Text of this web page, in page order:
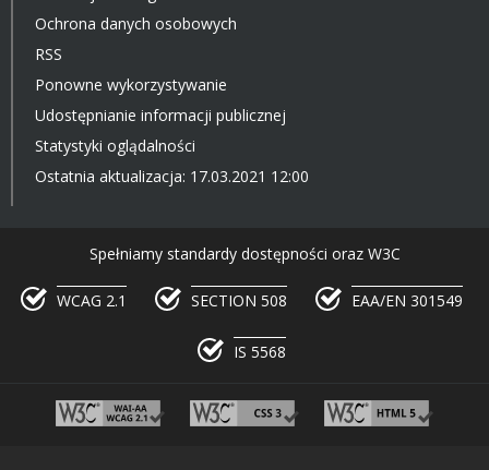
Ochrona danych osobowych
RSS
Ponowne wykorzystywanie
Udostępnianie informacji publicznej
Statystyki oglądalności
Ostatnia aktualizacja: 17.03.2021 12:00
Spełniamy standardy dostępności oraz W3C
WCAG 2.1 SECTION 508 EAA/EN 301549
IS 5568